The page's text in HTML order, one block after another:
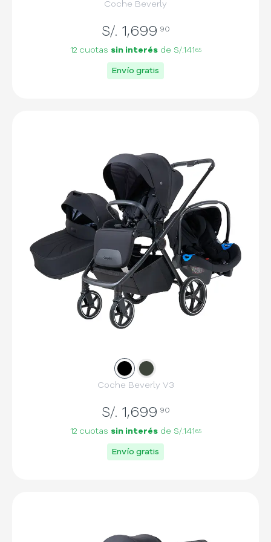
Coche Beverly
S/. 1,699 90
12 cuotas sin interésde S/.141 65
Envío gratis
Slide 1
Slide
Coche Beverly V3
S/. 1,699 90
12 cuotas sin interésde S/.141 65
Envío gratis